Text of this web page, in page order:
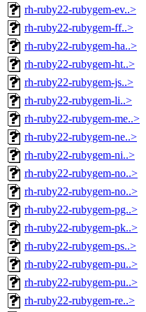
rh-ruby22-rubygem-ev..>
rh-ruby22-rubygem-ff..>
rh-ruby22-rubygem-ha..>
rh-ruby22-rubygem-ht..>
rh-ruby22-rubygem-js..>
rh-ruby22-rubygem-li..>
rh-ruby22-rubygem-me..>
rh-ruby22-rubygem-ne..>
rh-ruby22-rubygem-ni..>
rh-ruby22-rubygem-no..>
rh-ruby22-rubygem-no..>
rh-ruby22-rubygem-pg..>
rh-ruby22-rubygem-pk..>
rh-ruby22-rubygem-ps..>
rh-ruby22-rubygem-pu..>
rh-ruby22-rubygem-pu..>
rh-ruby22-rubygem-re..>